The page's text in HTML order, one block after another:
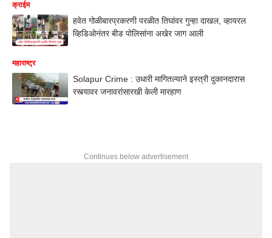
क्राईम
हवेत गोळीबारप्रकरणी परळीत तिघांवर गुन्हा दाखल, व्हायरल
व्हिडिओनंतर बीड पोलिसांना अखेर जाग आली
महाराष्ट्र
Solapur Crime : उधारी मागितल्याने इस्त्री दुकानदारास
रस्त्यावर जनावरांसारखी केली मारहाण
Continues below advertisement